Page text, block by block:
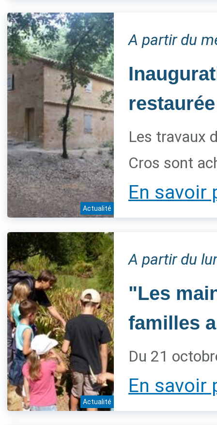
Actualité
A partir du
Les travaux
Cros sont
En savoir
Actualité
A partir du
"Les
familles
Du 21
En savoir